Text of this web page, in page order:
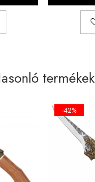
termékek
-42%